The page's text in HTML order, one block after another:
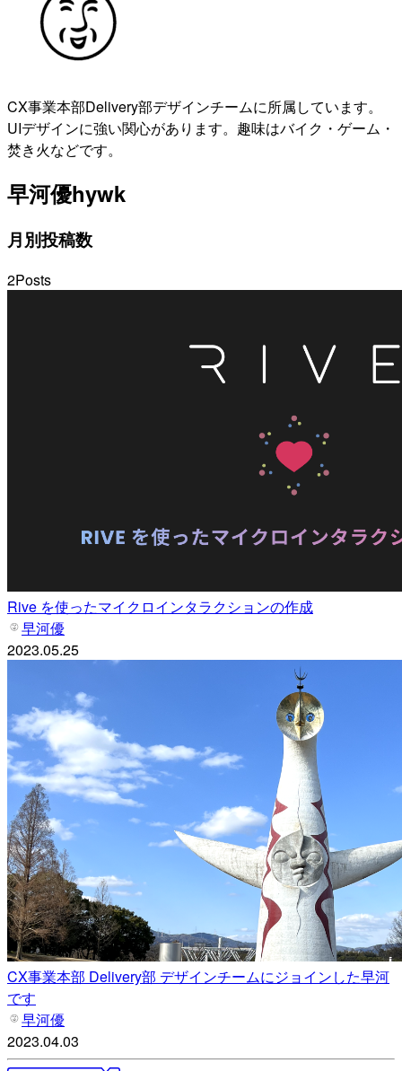
CX事業本部Delivery部デザインチームに所属しています。
UIデザインに強い関心があります。趣味はバイク・ゲーム・
焚き火などです。
早河優hywk
月別投稿数
2Posts
Rive を使ったマイクロインタラクションの作成
早河優
2023.05.25
CX事業本部 Delivery部 デザインチームにジョインした早河
です
早河優
2023.04.03